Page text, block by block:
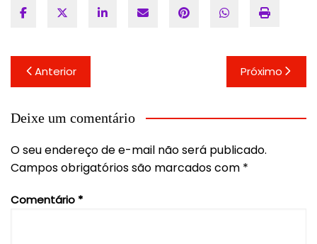
Navegação
de
Post
Anterior Próximo
Deixe um comentário
O seu endereço de e-mail não será publicado.
Campos obrigatórios são marcados com *
Comentário *